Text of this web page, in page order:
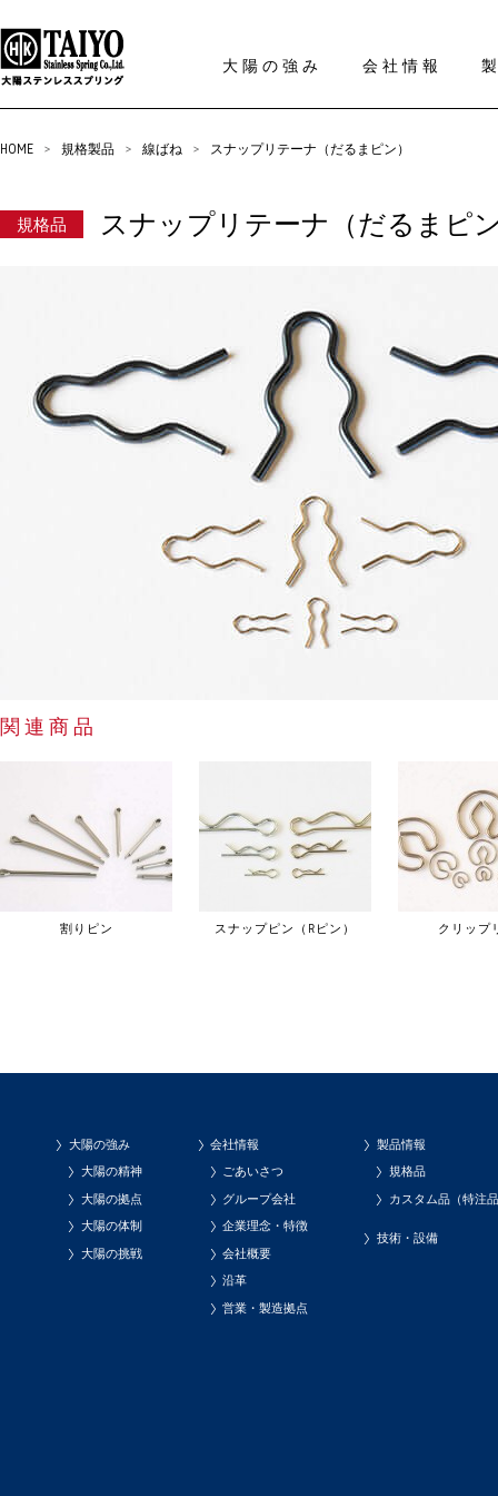
大陽の強み 会社情報
HOME > 規格製品 > 線ばね > スナップリテーナ（だるまピン）
規格品 スナップリテーナ（だるまピ
関連商品
割りピン スナップピン（Rピン） クリップ
大陽の強み
大陽の精神
大陽の拠点
大陽の体制
大陽の挑戦
会社情報
ごあいさつ
グループ会社
企業理念・特徴
会社概要
沿革
営業・製造拠点
製品情報
規格品
カスタム品（特注
技術・設備